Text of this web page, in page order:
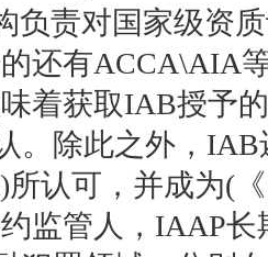
负责对国家级资
还有ACCA\AIA
着获取IAB授予
。除此之外，
认可，并成为(
监管人，IAAP